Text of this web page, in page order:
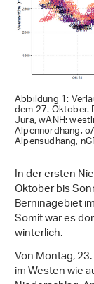
Abbildung 1:
dem 27. Oktober.
Jura, wANH:
Alpennordhang,
Alpensüdhang,
In der ersten
Oktober bis
Berninagebiet
Somit war es
winterlich.
Von Montag,
im Westen wie